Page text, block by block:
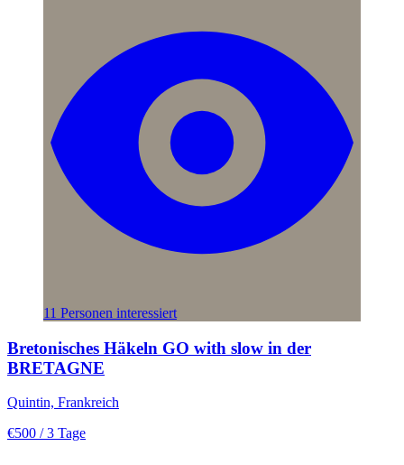
11 Personen interessiert
Bretonisches Häkeln GO with slow in der
BRETAGNE
Quintin, Frankreich
€500 / 3 Tage